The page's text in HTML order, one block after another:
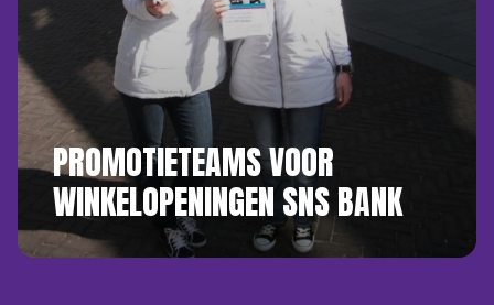
PROMOTIETEAMS VOOR
WINKELOPENINGEN SNS BANK